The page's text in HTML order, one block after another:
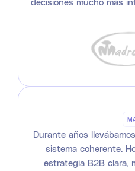
Durante años
sistema coherente.
estrategia B2B clara,